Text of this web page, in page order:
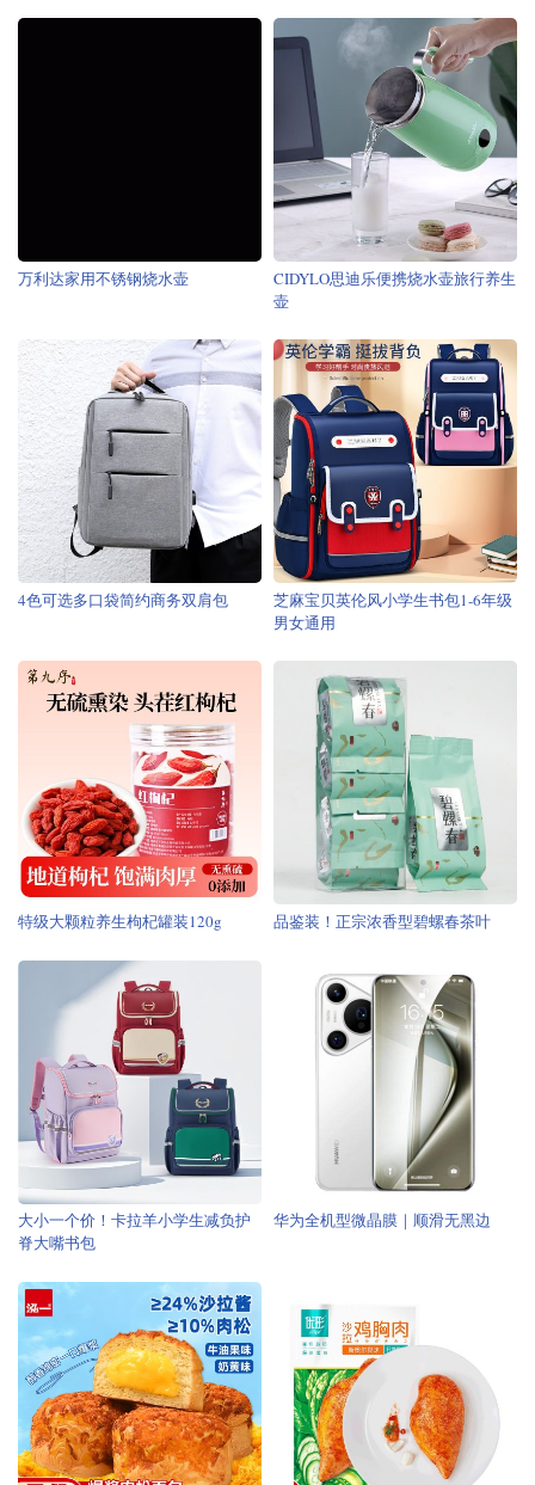
万利达家用不锈钢烧水壶
CIDYLO思迪乐便携烧水壶旅行养生
壶
4色可选多口袋简约商务双肩包
芝麻宝贝英伦风小学生书包1-6年级
男女通用
特级大颗粒养生枸杞罐装120g 品鉴装！正宗浓香型碧螺春茶叶
大小一个价！卡拉羊小学生减负护
脊大嘴书包
华为全机型微晶膜｜顺滑无黑边